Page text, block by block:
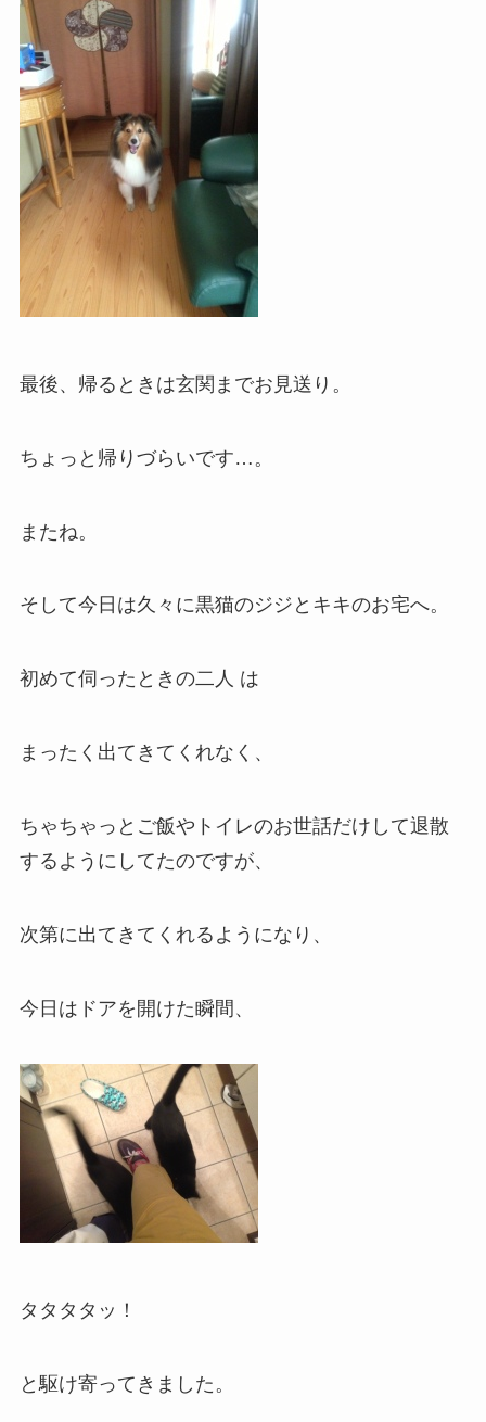
最後、帰るときは玄関までお見送り。
ちょっと帰りづらいです…。
またね。
そして今日は久々に黒猫のジジとキキのお宅へ。
初めて伺ったときの二人 は
まったく出てきてくれなく、
ちゃちゃっとご飯やトイレのお世話だけして退散
するようにしてたのですが、
次第に出てきてくれるようになり、
今日はドアを開けた瞬間、
タタタタッ！
と駆け寄ってきました。